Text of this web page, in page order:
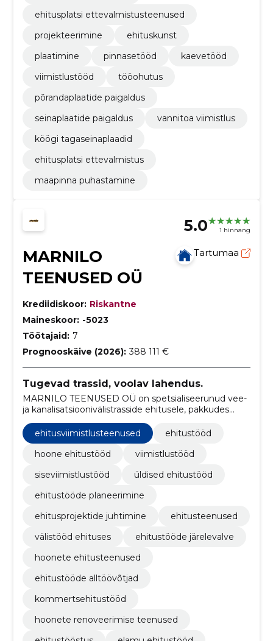
ehitusplatsi ettevalmistusteenused
projekteerimine
ehituskunst
plaatimine
pinnasetööd
kaevetööd
viimistlustööd
tööohutus
põrandaplaatide paigaldus
seinaplaatide paigaldus
vannitoa viimistlus
köögi tagaseinaplaadid
ehitusplatsi ettevalmistus
maapinna puhastamine
5.0 1 hinnang
MARNILO
TEENUSED OÜ
Tartumaa
Krediidiskoor: Riskantne
Maineskoor: -5023
Töötajaid: 7
Prognooskäive (2026): 388 111 €
Tugevad trassid, voolav lahendus.
MARNILO TEENUSED OÜ on spetsialiseerunud vee-
ja kanalisatsioonivälistrasside ehitusele, pakkudes
ehitusviimistlusteenused
ehitustööd
hoone ehitustööd
viimistlustööd
siseviimistlustööd
üldised ehitustööd
ehitustööde planeerimine
ehitusprojektide juhtimine
ehitusteenused
välistööd ehituses
ehitustööde järelevalve
hoonete ehitusteenused
ehitustööde alltöövõtjad
kommertsehitustööd
hoonete renoveerimise teenused